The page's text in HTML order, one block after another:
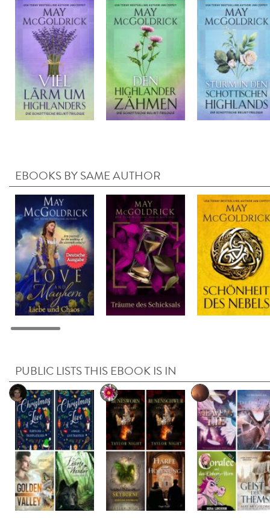
EBOOKS BY SAME AUTHOR
PUBLIC LISTS THIS EBOOK IS IN